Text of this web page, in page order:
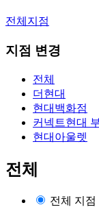
전체지점
지점 변경
전체
더현대
현대백화점
커넥트현대
현대아울렛
전체
전체 지점